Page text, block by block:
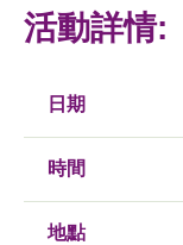
活動詳情:
日期
時間
地點